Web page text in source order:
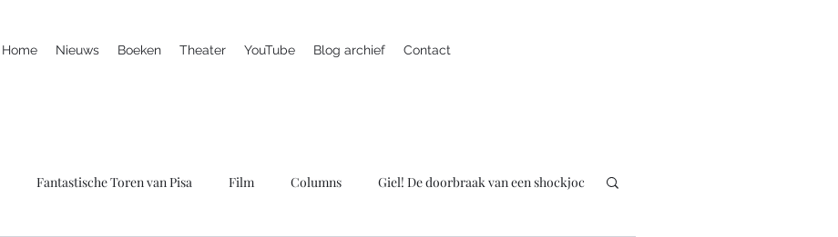
Home Nieuws Boeken Theater YouTube Blog archief Contact
Fantastische Toren van Pisa Film Columns Giel! De doorbraak van een shockjoc